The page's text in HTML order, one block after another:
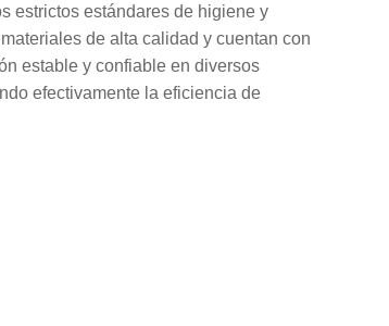
estrictos estándares de higiene y
de alta calidad y cuentan con
estable y confiable en diversos
efectivamente la eficiencia de